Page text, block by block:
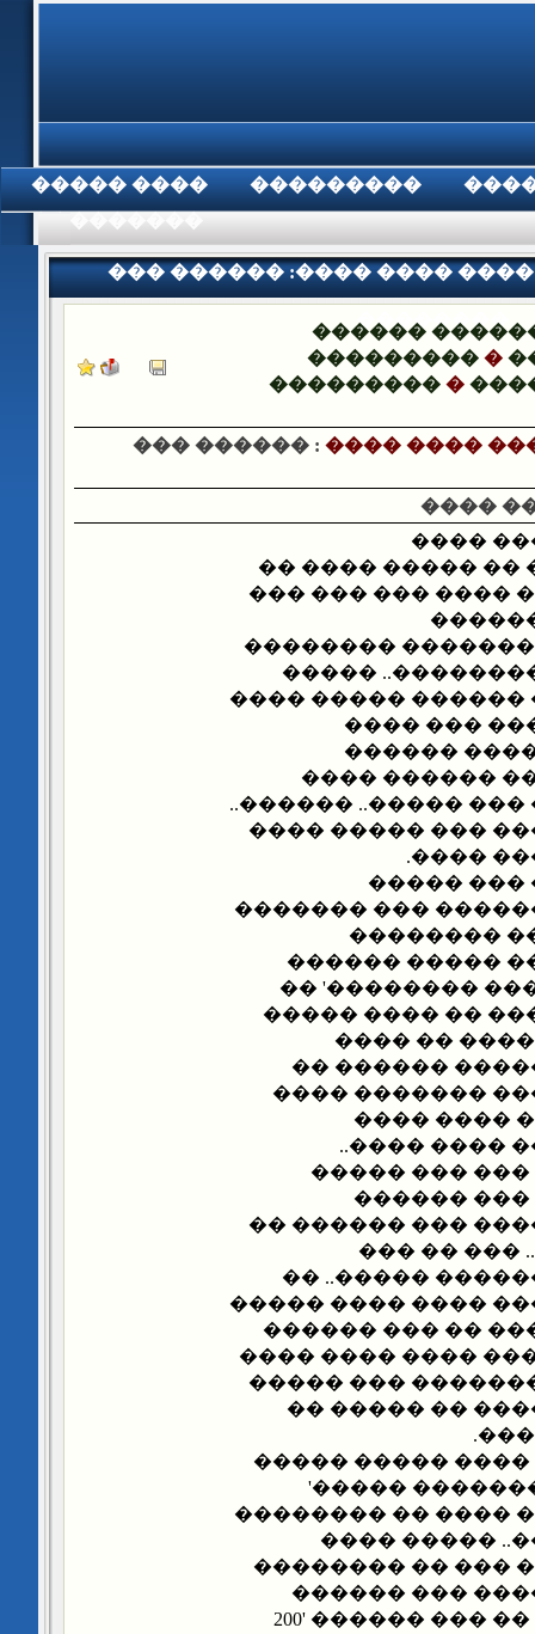
���� ����� ���������
��� ������ :���� ����
��������
������
����������
����������
��� ������ : ���� ����
����
�����
��� ��� ��� ����
����.. �� �� �����
�����
�������������
�� ��� �����
���� ����� ����
��� ����
��������..
������.. ���
����� ��� �����
���� �����
�����
��� ����
���������� ��
���������..
��� ��� '����
����� ���� ��
��� ������..
������� ���
����� �����
������
�������
���������
������� ����
�������
������� ����
������ ���� �����
������ ���� ��
�� �� ���� ����
��� ��� ������
������� ���
������� ������
����� �����
���������� ����
�� ������
������ ��������
������ ��
������ ������� �� ��� ������ '200